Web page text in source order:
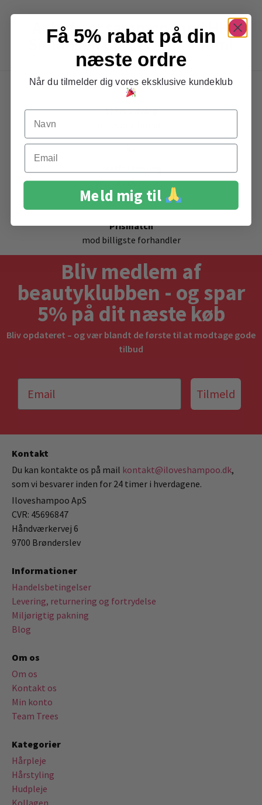
Anbefalet sammen med HH
Simonsen Curl Creme 150ml
Stort udvalg
ved køb over 399,-
Prismatch
mod billigste forhandler
Bliv medlem af
beautyklubben - og spar
5% på dit næste køb
Bliv opdateret – og vær blandt de første til at modtage gode
tilbud
Tilmeld
Kontakt
Du kan kontakte os på mail kontakt@iloveshampoo.dk,
som vi besvarer inden for 24 timer i hverdagene.
Iloveshampoo ApS
CVR: 45696847
Håndværkervej 6
9700 Brønderslev
Informationer
Handelsbetingelser
Levering, returnering og fortrydelse
Miljørigtig pakning
Blog
Om os
Om os
Kontakt os
Min konto
Team Trees
Kategorier
Hårpleje
Hårstyling
Hudpleje
Kollagen
Få 5% rabat på din
næste ordre
Når du tilmelder dig vores eksklusive kundeklub
Navn
Email
Meld mig til